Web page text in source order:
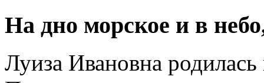
На дно морское и в
Луиза Ивановна